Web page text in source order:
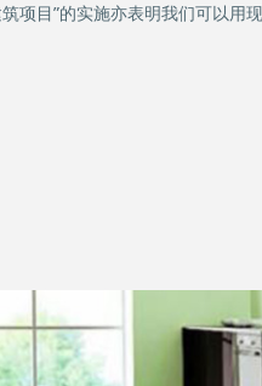
项目”的实施亦表明我们可以用